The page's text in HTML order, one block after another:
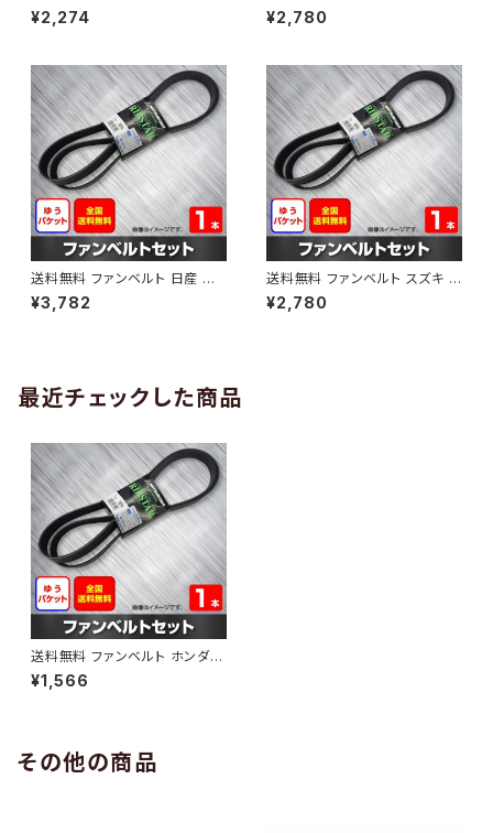
ィット 型式GE6 H19.10～H25.
09 （国内トップメーカー） 1本 H
¥2,274
ペーシア 型式MK32S H25.03
～H30.02 （国内トップメーカ
¥2,780
送料無料 ファンベルト 日産 キ
ューブ 型式Z12 H20.11～H24.
10 （国内トップメーカー） 1本 H
¥3,782
送料無料 ファンベルト スズキ ワ
ゴンR 型式MH34S H24.09～
H29.02 （国内トップメーカー）
¥2,780
最近チェックした商品
送料無料 ファンベルト ホンダ N
-ONE 型式JG1 H24.10～ （国
内トップメーカー） 1本 HAB-01
¥1,566
その他の商品